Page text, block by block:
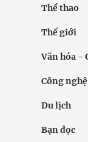
Thể thao
Thế giới
Văn hóa -
Công nghệ
Du lịch
Bạn đọc